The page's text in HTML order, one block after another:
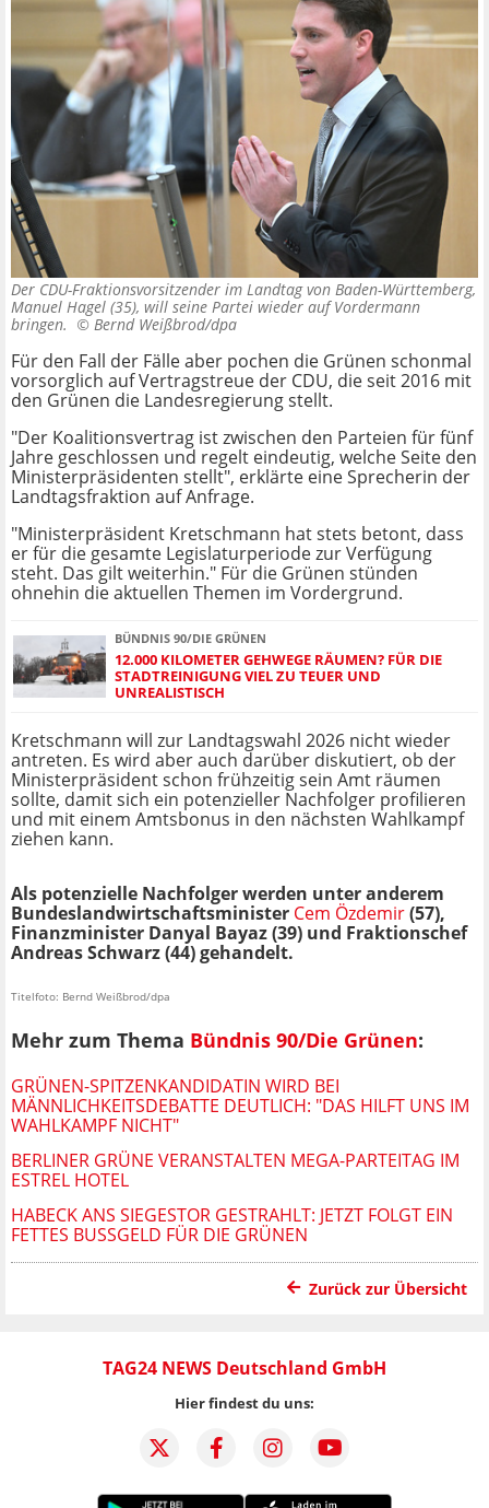
Der CDU-Fraktionsvorsitzender im Landtag von Baden-Württemberg,
Manuel Hagel (35), will seine Partei wieder auf Vordermann
bringen. © Bernd Weißbrod/dpa
Für den Fall der Fälle aber pochen die Grünen schonmal
vorsorglich auf Vertragstreue der CDU, die seit 2016 mit
den Grünen die Landesregierung stellt.
"Der Koalitionsvertrag ist zwischen den Parteien für fünf
Jahre geschlossen und regelt eindeutig, welche Seite den
Ministerpräsidenten stellt", erklärte eine Sprecherin der
Landtagsfraktion auf Anfrage.
"Ministerpräsident Kretschmann hat stets betont, dass
er für die gesamte Legislaturperiode zur Verfügung
steht. Das gilt weiterhin." Für die Grünen stünden
ohnehin die aktuellen Themen im Vordergrund.
BÜNDNIS 90/DIE GRÜNEN
12.000 KILOMETER GEHWEGE RÄUMEN? FÜR DIE
STADTREINIGUNG VIEL ZU TEUER UND
UNREALISTISCH
Kretschmann will zur Landtagswahl 2026 nicht wieder
antreten. Es wird aber auch darüber diskutiert, ob der
Ministerpräsident schon frühzeitig sein Amt räumen
sollte, damit sich ein potenzieller Nachfolger profilieren
und mit einem Amtsbonus in den nächsten Wahlkampf
ziehen kann.
Als potenzielle Nachfolger werden unter anderem
Bundeslandwirtschaftsminister Cem Özdemir(57),
Finanzminister Danyal Bayaz (39) und Fraktionschef
Andreas Schwarz (44) gehandelt.
Titelfoto: Bernd Weißbrod/dpa
Mehr zum Thema Bündnis 90/Die Grünen:
GRÜNEN-SPITZENKANDIDATIN WIRD BEI
MÄNNLICHKEITSDEBATTE DEUTLICH: "DAS HILFT UNS IM
WAHLKAMPF NICHT"
BERLINER GRÜNE VERANSTALTEN MEGA-PARTEITAG IM
ESTREL HOTEL
HABECK ANS SIEGESTOR GESTRAHLT: JETZT FOLGT EIN
FETTES BUSSGELD FÜR DIE GRÜNEN
Zurück zur Übersicht
TAG24 NEWS Deutschland GmbH
Hier findest du uns: